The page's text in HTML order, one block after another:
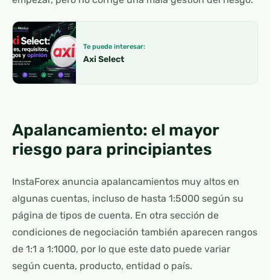
Te puede interesar:
Axi Select
Apalancamiento: el mayor
riesgo para principiantes
InstaForex anuncia apalancamientos muy altos en
algunas cuentas, incluso de hasta 1:5000 según su
página de tipos de cuenta. En otra sección de
condiciones de negociación también aparecen rangos
de 1:1 a 1:1000, por lo que este dato puede variar
según cuenta, producto, entidad o país.